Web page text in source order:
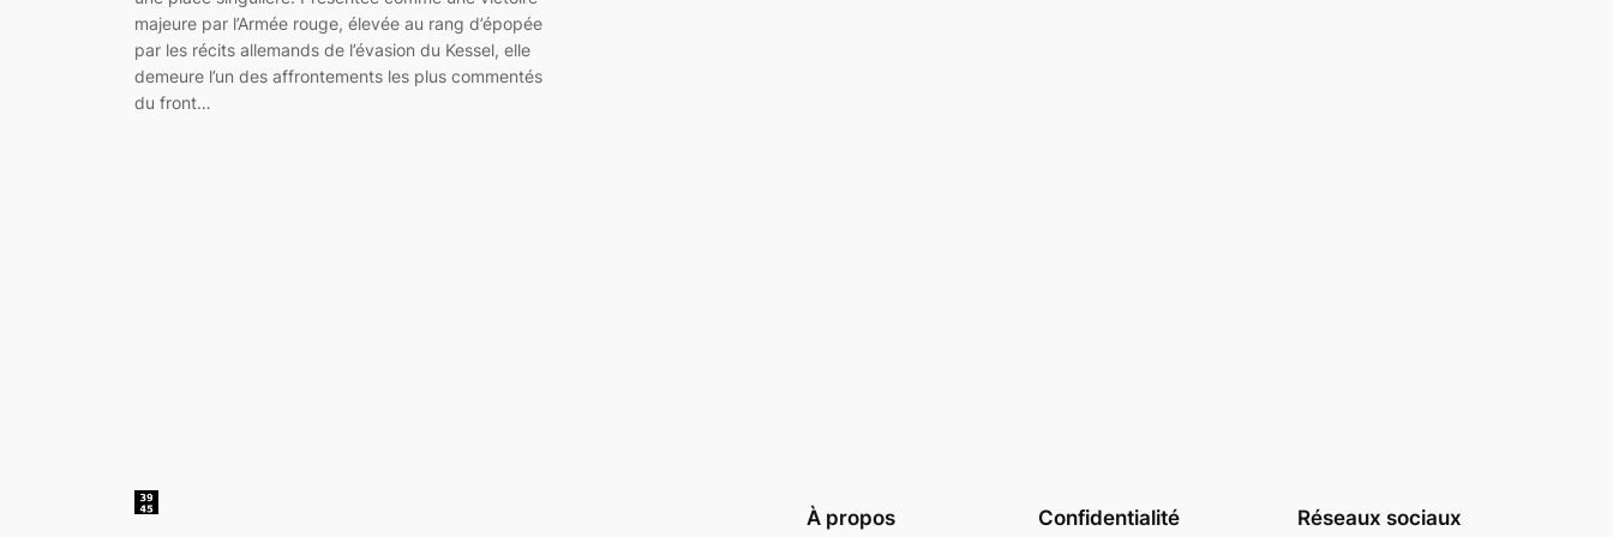
majeure par l’Armée rouge, élevée au rang d’épopée
par les récits allemands de l’évasion du Kessel, elle
demeure l’un des affrontements les plus commentés
du front…
À propos Confidentialité Réseaux sociaux